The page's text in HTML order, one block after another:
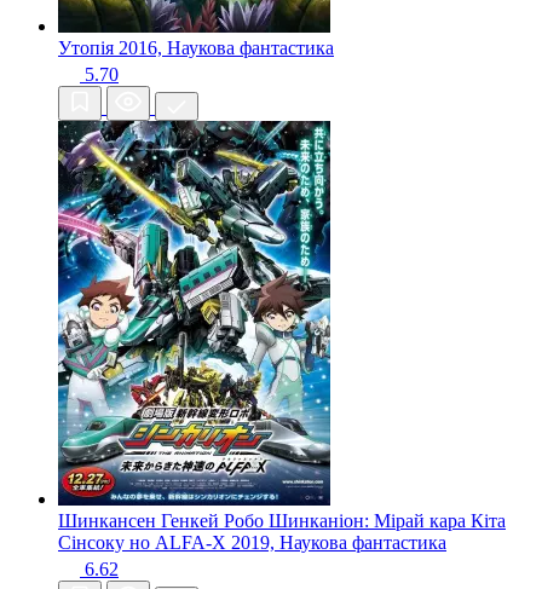
Утопія 2016, Наукова фантастика
5.70
Шинкансен Генкей Робо Шинканіон: Мірай кара Кіта
Сінсоку но ALFA-X 2019, Наукова фантастика
6.62